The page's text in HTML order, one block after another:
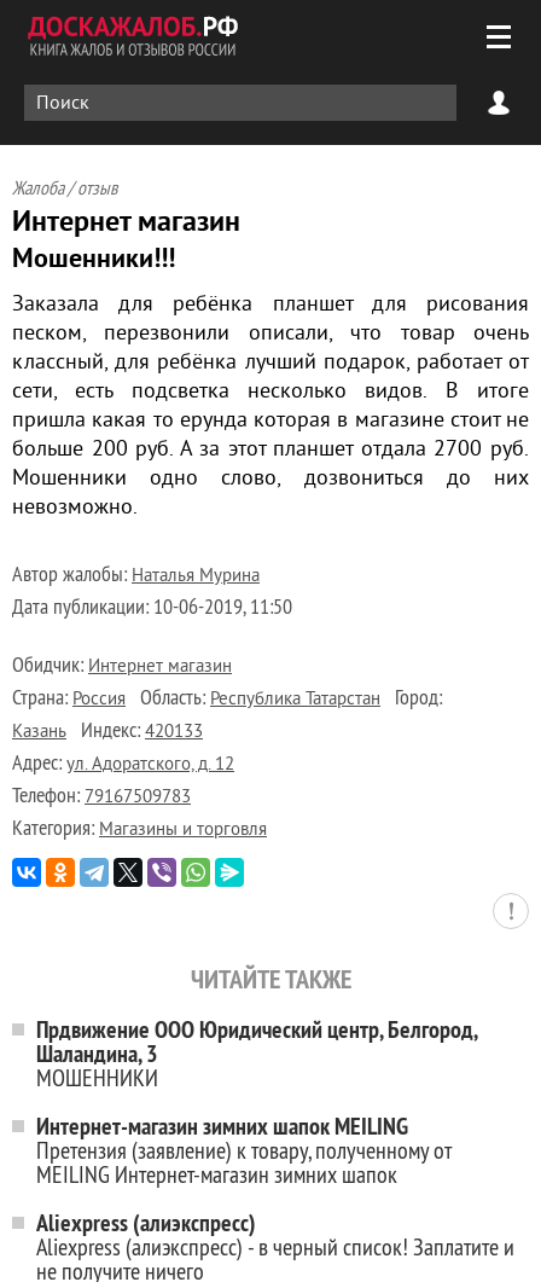
Жалоба / отзыв
Интернет магазин
Мошенники!!!
Заказала для ребёнка планшет для рисования
песком, перезвонили описали, что товар очень
классный, для ребёнка лучший подарок, работает от
сети, есть подсветка несколько видов. В итоге
пришла какая то ерунда которая в магазине стоит не
больше 200 руб. А за этот планшет отдала 2700 руб.
Мошенники одно слово, дозвониться до них
невозможно.
Автор жалобы: Наталья Мурина
Дата публикации: 10-06-2019, 11:50
Обидчик: Интернет магазин
Страна: Россия Область: Республика Татарстан Город:
Казань Индекс: 420133
Адрес: ул. Адоратского, д. 12
Телефон: 79167509783
Категория: Магазины и торговля
ЧИТАЙТЕ ТАКЖЕ
Прдвижение ООО Юридический центр, Белгород,
Шаландина, 3
МОШЕННИКИ
Интернет-магазин зимних шапок MEILING
Претензия (заявление) к товару, полученному от
MEILING Интернет-магазин зимних шапок
Aliexpress (алиэкспресс)
Aliexpress (алиэкспресс) - в черный список! Заплатите и
не получите ничего